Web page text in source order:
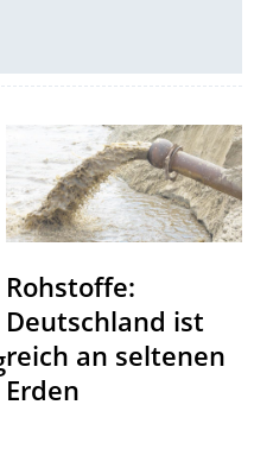
Rohstoffe:
Deutschland ist
reich an seltenen
Erden